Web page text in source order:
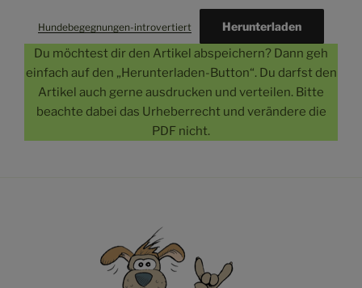
Hundebegegnungen-introvertiert Herunterladen
Du möchtest dir den Artikel abspeichern? Dann geh
einfach auf den „Herunterladen-Button“. Du darfst den
Artikel auch gerne ausdrucken und verteilen. Bitte
beachte dabei das Urheberrecht und verändere die
PDF nicht.